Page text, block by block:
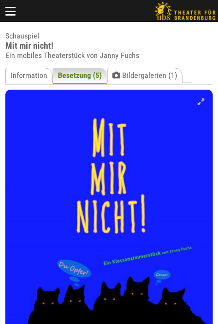
Schauspiel
Mit mir nicht!
Ein mobiles Theaterstück von Janny Fuchs
Information Besetzung (5) Bildergalerien (1)